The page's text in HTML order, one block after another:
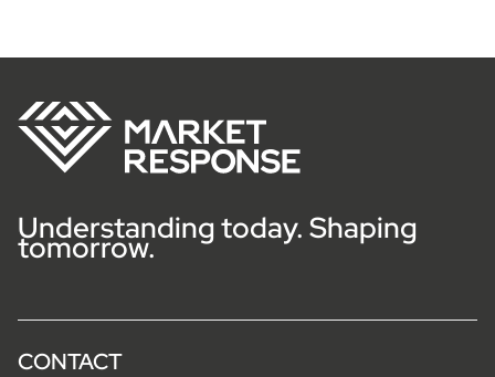
Understanding today. Shaping
tomorrow.
CONTACT